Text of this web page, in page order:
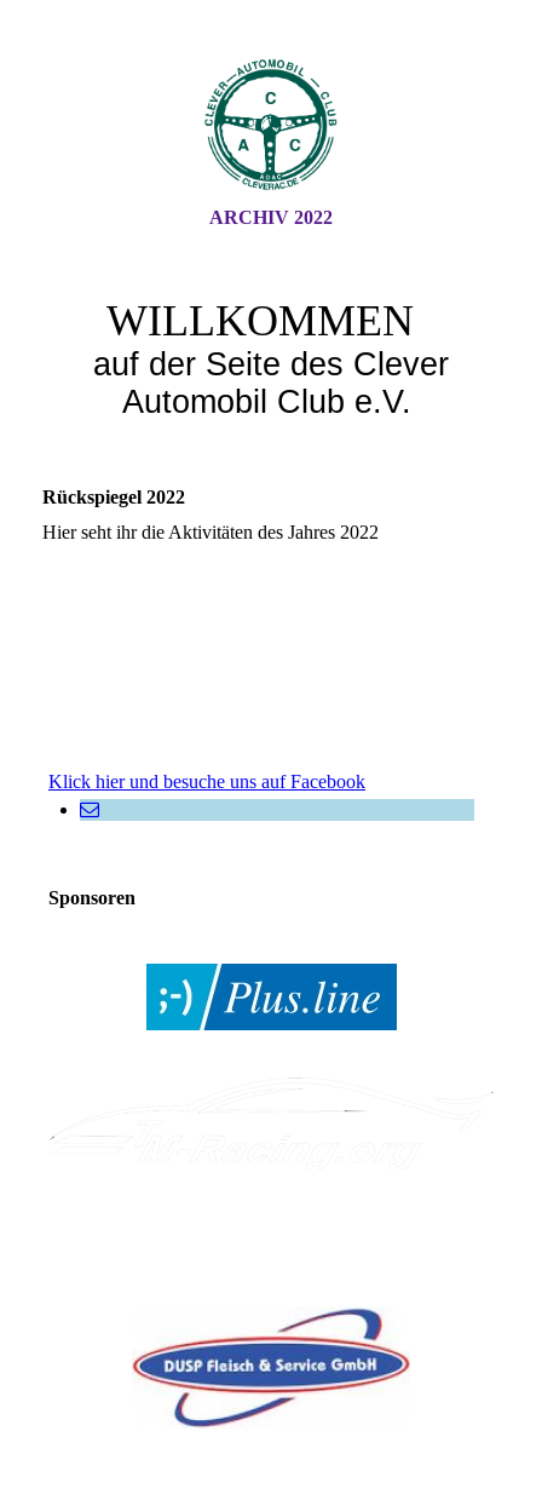
ARCHIV 2022
WILLKOMMEN
auf der Seite des Clever
Automobil Club e.V.
Rückspiegel 2022
Hier seht ihr die Aktivitäten des Jahres 2022
Klick hier und besuche uns auf Facebook
Sponsoren